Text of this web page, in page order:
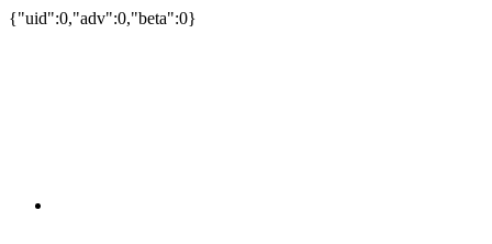
{"uid":0,"adv":0,"beta":0}